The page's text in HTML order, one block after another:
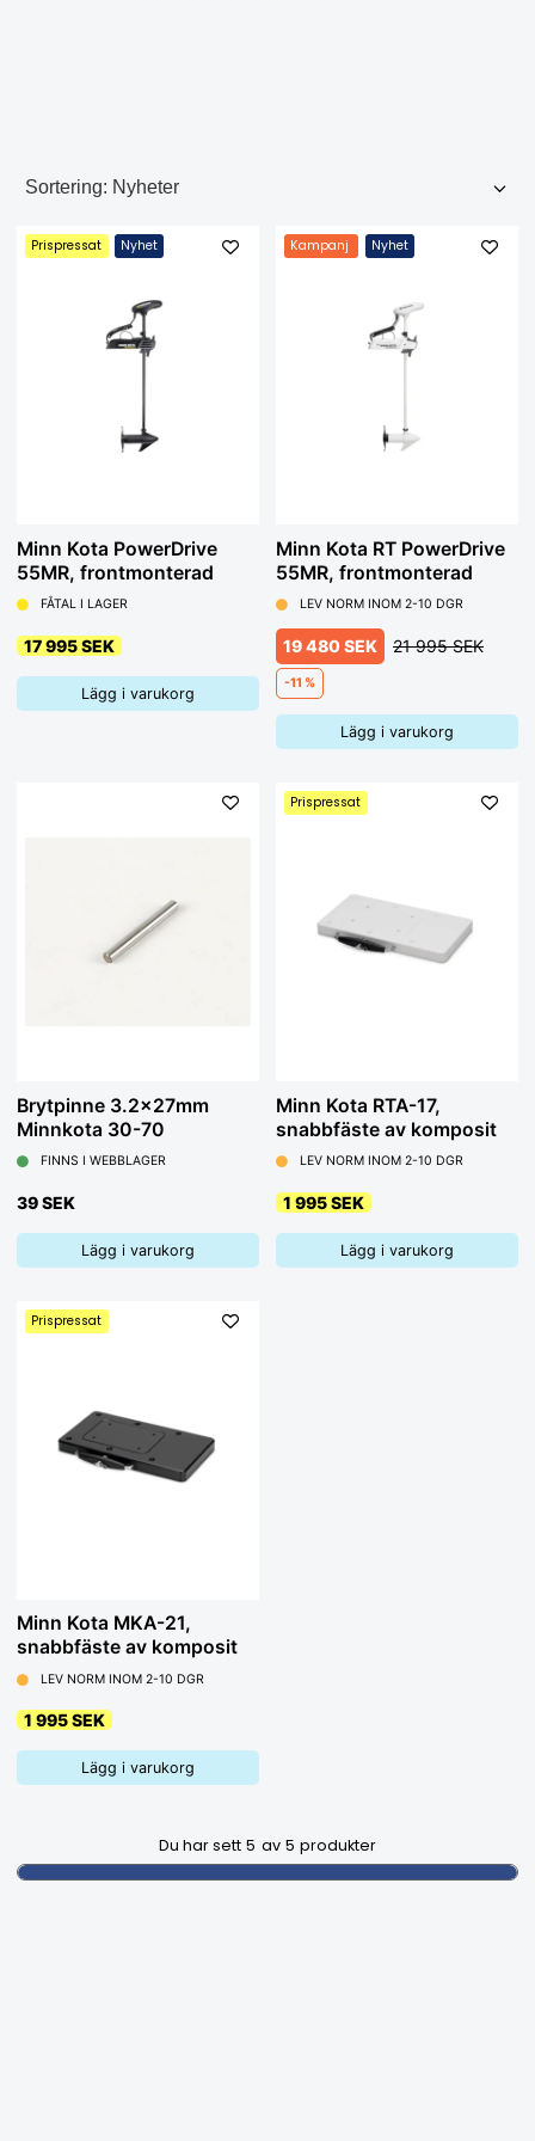
Prispressat Nyhet
Minn Kota PowerDrive
55MR, frontmonterad
FÅTAL I LAGER
17 995 SEK
Lägg i varukorg
Kampanj Nyhet
Minn Kota RT PowerDrive
55MR, frontmonterad
LEV NORM INOM 2-10 DGR
19 480 SEK 21 995 SEK
-11 %
Lägg i varukorg
Brytpinne 3.2x27mm
Minnkota 30-70
FINNS I WEBBLAGER
39 SEK
Lägg i varukorg
Prispressat
Minn Kota RTA-17,
snabbfäste av komposit
LEV NORM INOM 2-10 DGR
1 995 SEK
Lägg i varukorg
Prispressat
Minn Kota MKA-21,
snabbfäste av komposit
LEV NORM INOM 2-10 DGR
1 995 SEK
Lägg i varukorg
Du har sett 5 av 5 produkter